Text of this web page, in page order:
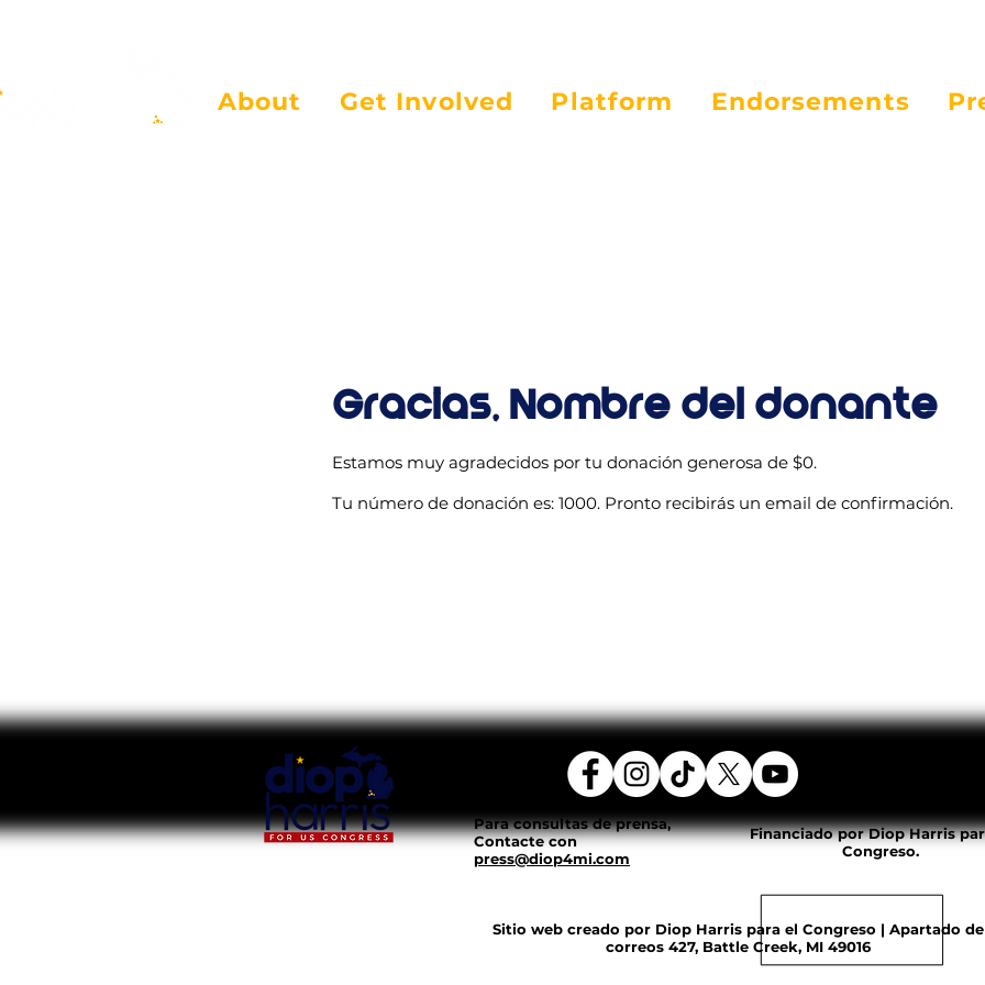
About Get Involved Platform Endorsements
Gracias, Nombre del donante
Estamos muy agradecidos por tu donación generosa de $0.
Tu número de donación es: 1000. Pronto recibirás un email de confirmación.
Para consultas de prensa,
Contacte con
press@diop4mi.com
Financiado por Diop Harris
Congreso.
Sitio web creado por Diop Harris para el Congreso | Apartado de
correos 427, Battle Creek, MI 49016